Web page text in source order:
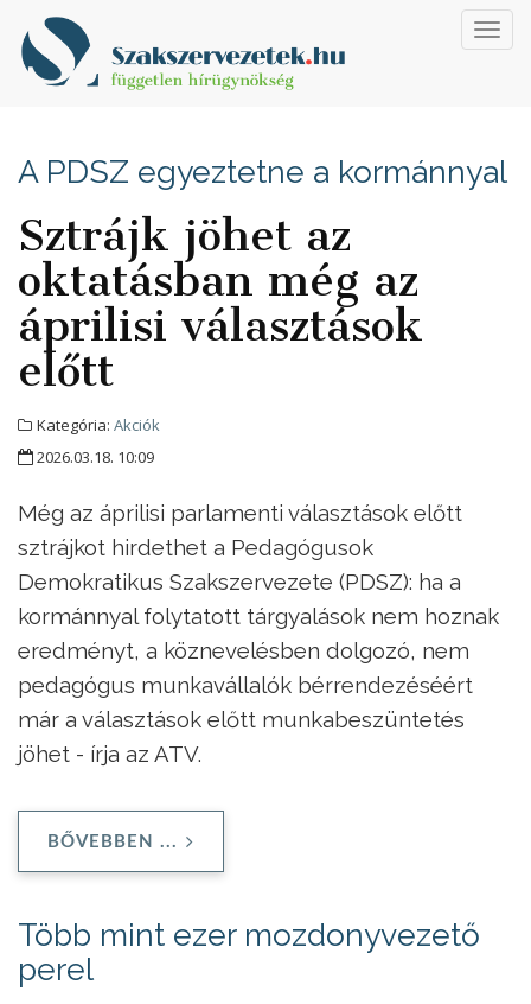
A PDSZ egyeztetne a kormánnyal
Sztrájk jöhet az
oktatásban még az
áprilisi választások
előtt
Kategória: Akciók
2026.03.18. 10:09
Még az áprilisi parlamenti választások előtt
sztrájkot hirdethet a Pedagógusok
Demokratikus Szakszervezete (PDSZ): ha a
kormánnyal folytatott tárgyalások nem hoznak
eredményt, a köznevelésben dolgozó, nem
pedagógus munkavállalók bérrendezéséért
már a választások előtt munkabeszüntetés
jöhet - írja az ATV.
BŐVEBBEN ...
Több mint ezer mozdonyvezető
perel